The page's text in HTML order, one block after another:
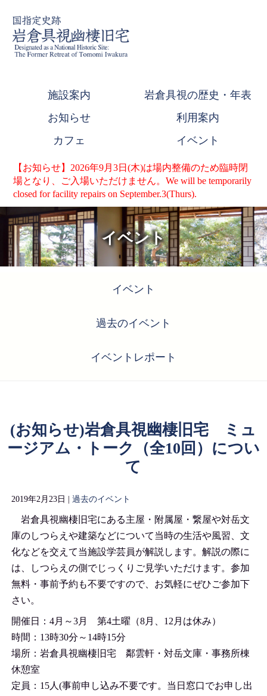
施設案内
岩倉具視の歴史・年表
お知らせ
利用案内
カフェ
イベント
【お知らせ】2026年9月3日(木)は場内整備のため臨時閉
場となり、ご入場いただけません。We will be temporarily
closed for facility repairs on September.3(Thurs).
イベント
イベント
過去のイベント
イベントレポート
(お知らせ)岩倉具視幽棲旧宅 ミュ
ージアム・トーク（全10回）につい
て
2019年2月23日 | 過去のイベント
岩倉具視幽棲旧宅にある主屋・附属屋・繋屋や対岳文
庫のしつらえや建築などについて当時の生活や風習、文
化などを交えて当施設学芸員が解説します。解説の際に
は、しつらえの側でじっくりご見学いただけます。参加
無料・事前予約も不要ですので、お気軽にぜひご参加下
さい。
開催日：4月～3月 第4土曜（8月、12月は休み）
時間：13時30分～14時15分
場所：岩倉具視幽棲旧宅 鄰雲軒・対岳文庫・事務所棟
休憩室
定員：15人(事前申し込み不要です。当日窓口でお申し出